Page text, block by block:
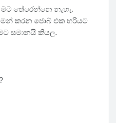
තේරෙන්නෙ නැහැ.
කරන ජොබ් එක හරියට
සමානයි කියල.